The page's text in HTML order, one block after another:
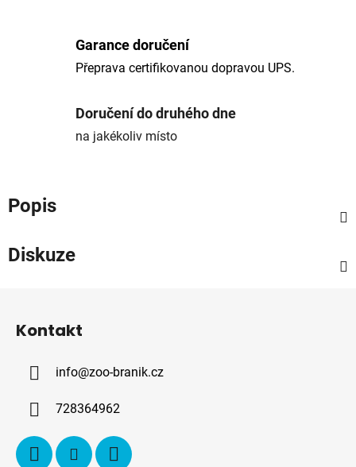
Garance doručení
Přeprava certifikovanou dopravou UPS.
Doručení do druhého dne
na jakékoliv místo
Popis
Diskuze
Kontakt
info@zoo-branik.cz
728364962